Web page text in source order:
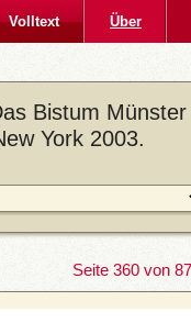
Volltext Über
Bistum
York 2003.
Seite 360 von